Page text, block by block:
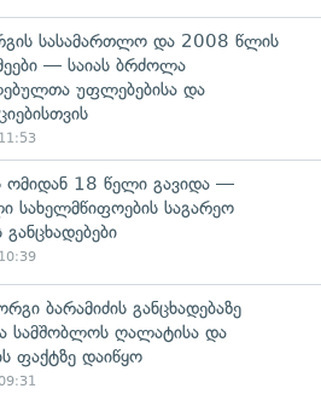
სასამართლო და 2008 წლის
— საიას ბრძოლა
უფლებებისა და
ომიდან 18 წელი გავიდა —
სახელმწიფოების საგარეო
განცხადებები
ბარამიძის განცხადებაზე
სამშობლოს ღალატისა და
ფაქტზე დაიწყო